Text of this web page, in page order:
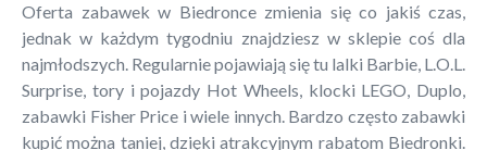
Oferta zabawek w Biedronce zmienia się co jakiś czas,
jednak w każdym tygodniu znajdziesz w sklepie coś dla
najmłodszych. Regularnie pojawiają się tu lalki Barbie, L.O.L.
Surprise, tory i pojazdy Hot Wheels, klocki LEGO, Duplo,
zabawki Fisher Price i wiele innych. Bardzo często zabawki
kupić można taniej, dzięki atrakcyjnym rabatom Biedronki.